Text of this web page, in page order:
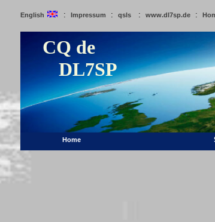
English : Impressum : qsls : www.dl7sp.de :
CQ de
DL7SP
Home